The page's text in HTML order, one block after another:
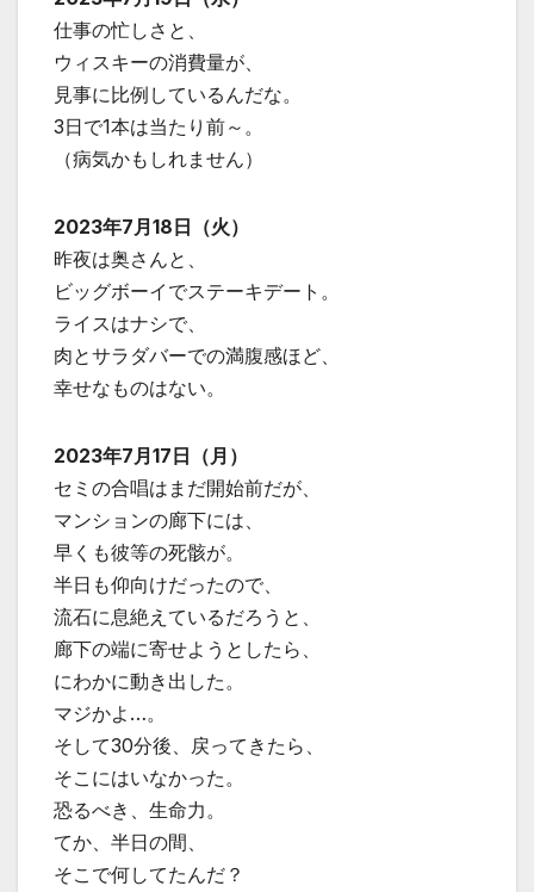
仕事の忙しさと、
ウィスキーの消費量が、
見事に比例しているんだな。
3日で1本は当たり前～。
（病気かもしれません）
2023年7月18日（火）
昨夜は奥さんと、
ビッグボーイでステーキデート。
ライスはナシで、
肉とサラダバーでの満腹感ほど、
幸せなものはない。
2023年7月17日（月）
セミの合唱はまだ開始前だが、
マンションの廊下には、
早くも彼等の死骸が。
半日も仰向けだったので、
流石に息絶えているだろうと、
廊下の端に寄せようとしたら、
にわかに動き出した。
マジかよ…。
そして30分後、戻ってきたら、
そこにはいなかった。
恐るべき、生命力。
てか、半日の間、
そこで何してたんだ？